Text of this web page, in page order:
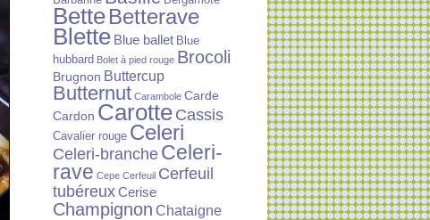
BetteBetterave
Blette Blue ballet Blue
hubbard Bolet à pied rouge Brocoli
Brugnon Buttercup
Butternut Carambole Carde
Cardon Carotte Cassis
Cavalier rouge Celeri
Celeri-branche Celeri-
rave Cepe Cerfeuil Cerfeuil
tubéreuxCerise
Champignon Chataigne